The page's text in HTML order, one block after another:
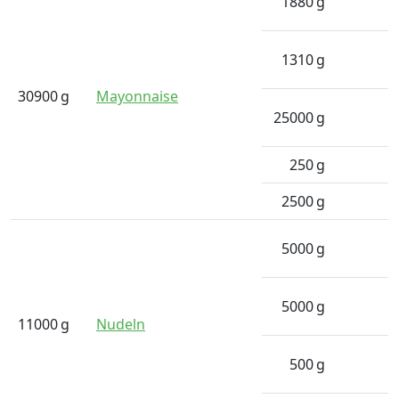
30900g Mayonnaise
1310g
25000g
250g
2500g
11000g Nudeln
5000g
5000g
500g